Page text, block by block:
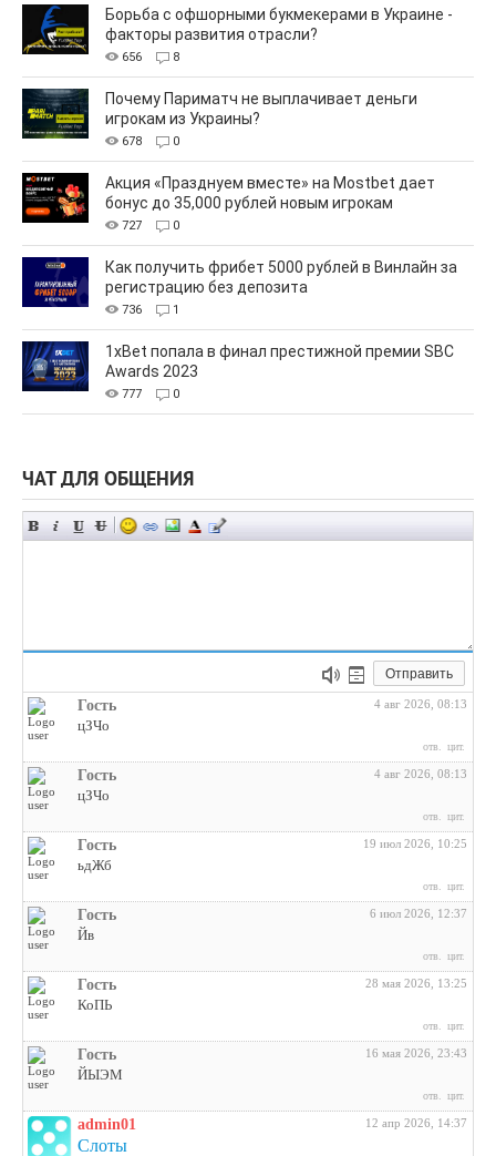
Борьба с офшорными букмекерами в Украине -
факторы развития отрасли?
656 8
Почему Париматч не выплачивает деньги
игрокам из Украины?
678 0
Акция «Празднуем вместе» на Mostbet дает
бонус до 35,000 рублей новым игрокам
727 0
Как получить фрибет 5000 рублей в Винлайн за
регистрацию без депозита
736 1
1xBet попала в финал престижной премии SBC
Awards 2023
777 0
ЧАТ ДЛЯ ОБЩЕНИЯ
Отправить
Гость 4 авг 2026, 08:13
цЗЧо
отв. цит.
Гость 4 авг 2026, 08:13
цЗЧо
отв. цит.
Гость 19 июл 2026, 10:25
ьдЖб
отв. цит.
Гость 6 июл 2026, 12:37
Йв
отв. цит.
Гость 28 мая 2026, 13:25
КоПЬ
отв. цит.
Гость 16 мая 2026, 23:43
ЙЫЭМ
отв. цит.
admin01 12 апр 2026, 14:37
Слоты